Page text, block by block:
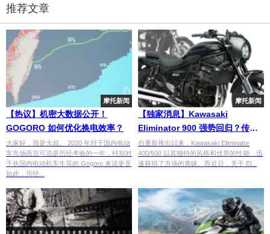
推荐文章
摩托新闻
【热议】机密大数据公开！
GOGORO 如何优化换电效率？
大家好，我是大叔。 2020 年对于国内电动
车市场而言可说是历经考验的一年，特别对
于执国内电动机车牛耳的 Gogoro 来说更是
如此，历经...
摩托新闻
【独家消息】Kawasaki
Eliminator 900 强势回归？传闻
将推出搭载Z900RS引擎的900cc
版本！
自重新推出以来，Kawasaki Eliminator
400/500 以其独特的风格和优异的性能，迅
速获得了市场的青睐。而近日，关于 El...